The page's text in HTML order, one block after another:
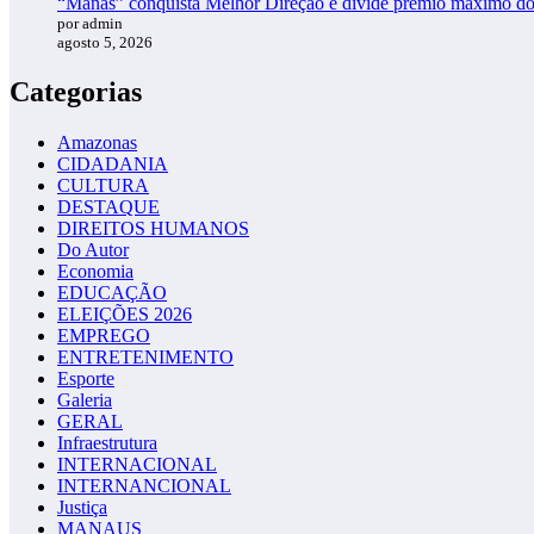
por admin
agosto 5, 2026
Categorias
Amazonas
CIDADANIA
CULTURA
DESTAQUE
DIREITOS HUMANOS
Do Autor
Economia
EDUCAÇÃO
ELEIÇÕES 2026
EMPREGO
ENTRETENIMENTO
Esporte
Galeria
GERAL
Infraestrutura
INTERNACIONAL
INTERNANCIONAL
Justiça
MANAUS